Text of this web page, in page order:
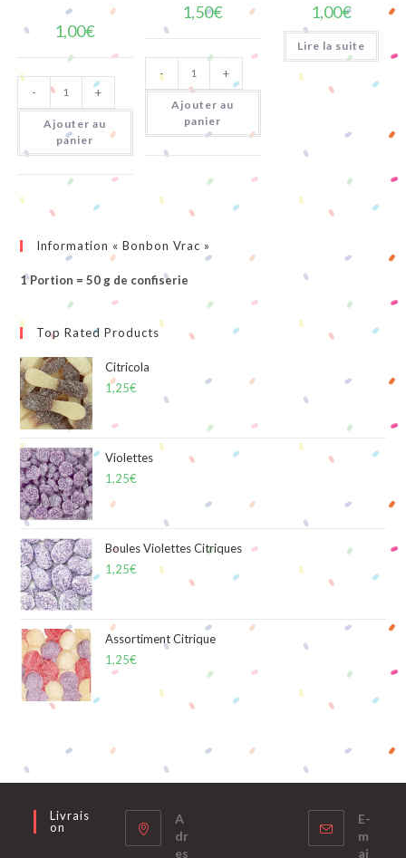
1,00€
quantité
de
Bubblicious
Ultimate
Original
5P
- +
Ajouter au
panier
1,50€
quantité
de
Tubble
Gum
Tutti
Frutti
- +
Ajouter au
panier
1,00€
Lire la suite
Information « Bonbon Vrac »
1 Portion = 50 g de confiserie
Top Rated Products
Citricola
1,25€
Violettes
1,25€
Boules Violettes Citriques
1,25€
Assortiment Citrique
1,25€
Livrais
On
A
dr
es
E-
m
ai